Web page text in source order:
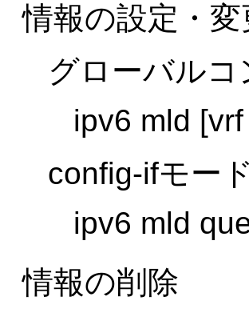
情報の設定・変
グローバル
ipv6 mld
config-ifモー
ipv6 mld
情報の削除